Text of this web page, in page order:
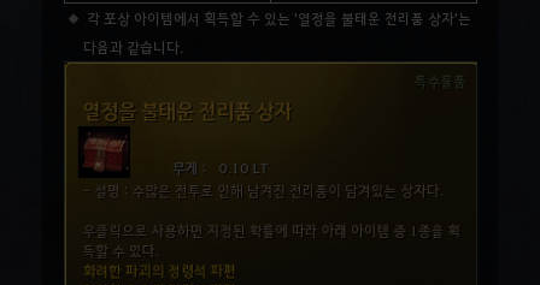
각 포상 아이템에서 획득할 수 있는 '열정을 불태운 전리품 상자'는
다음과 같습니다.